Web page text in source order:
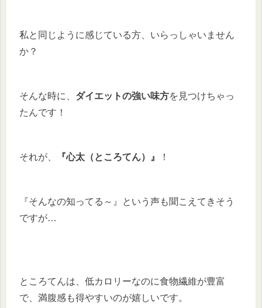
私と同じように感じている方、いらっしゃいません
か？
そんな時に、 ダイエットの強い味方を見つけちゃっ
たんです！
それが、 『心太（ところてん）』 ！
『そんなの知ってる～』という声も聞こえてきそう
ですが…
ところてんは、低カロリーなのに食物繊維が豊富
で、満腹感も得やすいのが嬉しいです。